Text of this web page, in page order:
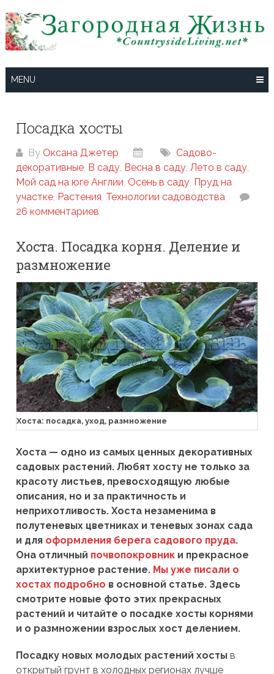
to
content
MENU
Посадка хосты
By Оксана Джетер
Cадово-
декоративные, В саду, Весна в саду,Лето в саду,
Мой сад на юге Англии, Осень в саду, Пруд на
участке, Растения, Технологии садоводства
26 комментариев
Хоста. Посадка корня. Деление и
размножение
Хоста: посадка, уход, размножение
Хоста — одно из самых ценных декоративных
садовых растений. Любят хосту не только за
красоту листьев, превосходящую любые
описания, но и за практичность и
неприхотливость. Хоста незаменима в
полутеневых цветниках и теневых зонах сада
и для оформления берега садового пруда.
Она отличный почвопокровник и прекрасное
архитектурное растение. Мы уже писали о
хостах подробно в основной статье. Здесь
смотрите новые фото этих прекрасных
растений и читайте о посадке хосты корнями
и о размножении взрослых хост делением.
Посадку новых молодых растений хосты в
открытый грунт в холодных регионах лучше